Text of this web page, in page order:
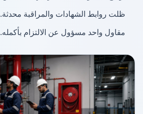
ظلت روابط الشهادات والمراقبة محدثة.
مقاول واحد مسؤول عن الالتزام بأكمله.